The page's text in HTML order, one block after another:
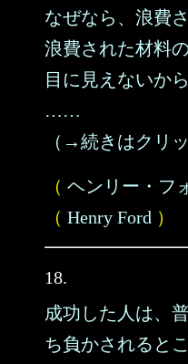
なぜなら、浪費
浪費された材料
目に見えないか
……
（→続きはクリッ
（ ヘンリー・フ
（ Henry Ford ）
18.
成功した人は、
ち負かされると